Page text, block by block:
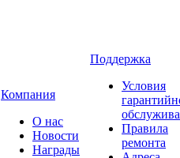
Компания
О нас
Новости
Награды
Поддержка
Условия
Правила
ремонта